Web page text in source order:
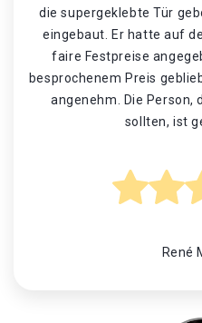
die supergeklebte Tür
eingebaut. Er hatte auf
faire Festpreise
besprochenem Preis
angenehm. Die Person,
sollten, ist
René